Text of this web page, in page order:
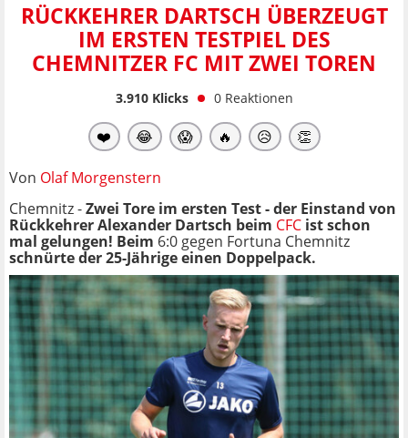
RÜCKKEHRER DARTSCH ÜBERZEUGT
IM ERSTEN TESTPIEL DES
CHEMNITZER FC MIT ZWEI TOREN
3.910Klicks 0 Reaktionen
❤️ 😂 😱 🔥 😥 👏
Von Olaf Morgenstern
Chemnitz -Zwei Tore im ersten Test - der Einstand von
Rückkehrer Alexander Dartsch beim CFC ist schon
mal gelungen! Beim 6:0 gegen Fortuna Chemnitz
schnürte der 25-Jährige einen Doppelpack.